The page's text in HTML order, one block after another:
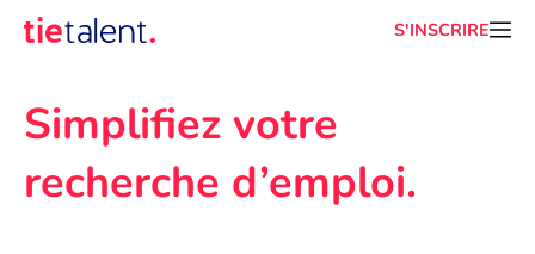
S'INSCRIRE
Simplifiez votre
recherche d’emploi.